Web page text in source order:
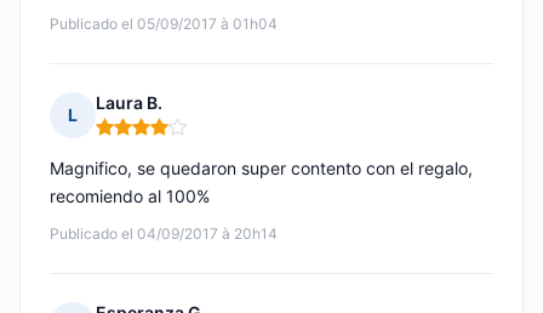
Publicado el 05/09/2017 à 01h04
L
Laura B.
Nota: 4 de 5
Publicado el 04/09/2017 à 20h14
Magnifico, se quedaron super contento con el regalo,
recomiendo al 100%